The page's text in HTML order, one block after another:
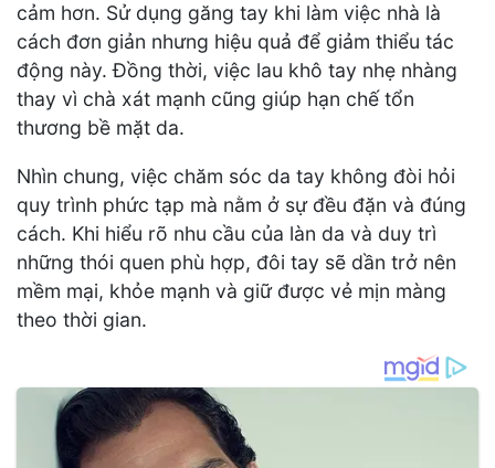
cảm hơn. Sử dụng găng tay khi làm việc nhà là
cách đơn giản nhưng hiệu quả để giảm thiểu tác
động này. Đồng thời, việc lau khô tay nhẹ nhàng
thay vì chà xát mạnh cũng giúp hạn chế tổn
thương bề mặt da.
Nhìn chung, việc chăm sóc da tay không đòi hỏi
quy trình phức tạp mà nằm ở sự đều đặn và đúng
cách. Khi hiểu rõ nhu cầu của làn da và duy trì
những thói quen phù hợp, đôi tay sẽ dần trở nên
mềm mại, khỏe mạnh và giữ được vẻ mịn màng
theo thời gian.